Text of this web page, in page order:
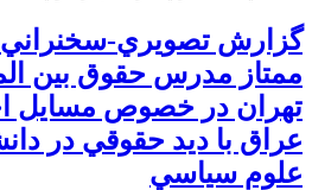
گزارش تصويري-
ممتاز مدرس حقوق بين
تهران در خصوص مسايل
عراق با ديد حقوقي در
علوم سياسي